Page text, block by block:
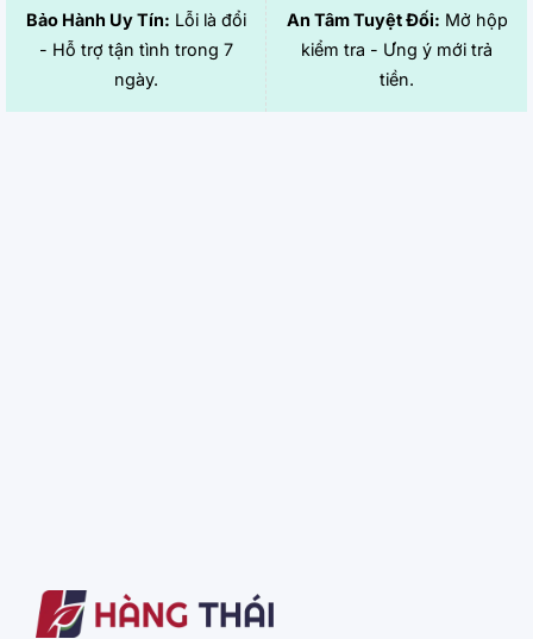
Bảo Hành Uy Tín: Lỗi là đổi
- Hỗ trợ tận tình trong 7
ngày.
An Tâm Tuyệt Đối: Mở hộp
kiểm tra - Ưng ý mới trả
tiền.